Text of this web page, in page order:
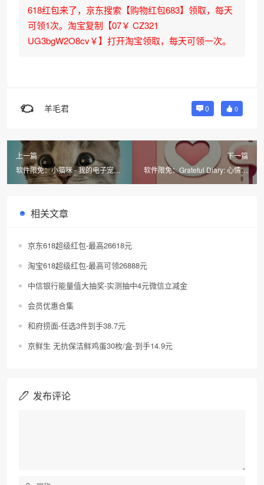
618红包来了，京东搜索【购物红包683】领取，每天
可领1次。淘宝复制【07￥ CZ321
UG3bgW2O8cv￥】打开淘宝领取，每天可领一次。
羊毛君 0 0
上一篇
软件限免：小猫咪 - 我的电子宠物
小猫（最佳儿童虚拟小猫游戏）
下一篇
软件限免：Grateful Diary: 心情日
记,密码锁日记,照片本
相关文章
京东618超级红包-最高26618元
淘宝618超级红包-最高可领26888元
中信银行能量值大抽奖-实测抽中4元微信立减金
会员优惠合集
和府捞面-任选3件到手38.7元
京鲜生 无抗保洁鲜鸡蛋30枚/盒-到手14.9元
发布评论